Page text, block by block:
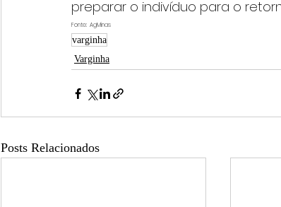
preparar o indivíduo para o
Fonte:  AgMinas
varginha
Varginha
Posts Relacionados